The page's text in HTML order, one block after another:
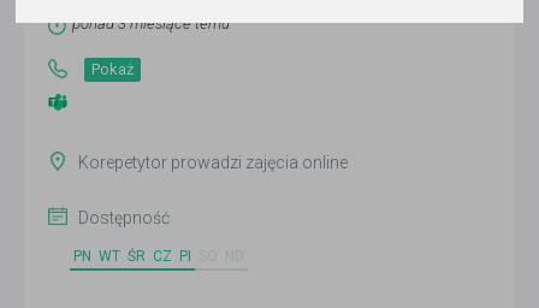
ponad 3 miesiące temu
Pokaż
Korepetytor prowadzi zajęcia online
Dostępność
PN WT ŚR CZ PI